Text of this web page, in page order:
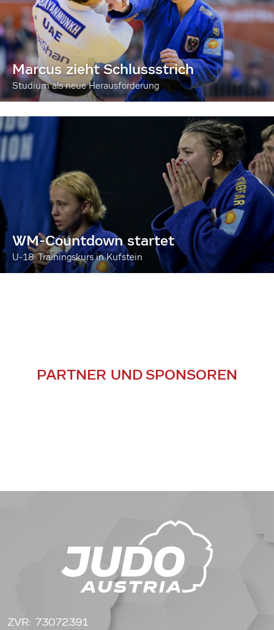
Marcus zieht Schlussstrich
Studium als neue Herausforderung
WM-Countdown startet
U-18: Trainingskurs in Kufstein
PARTNER UND SPONSOREN
ZVR: 73072391